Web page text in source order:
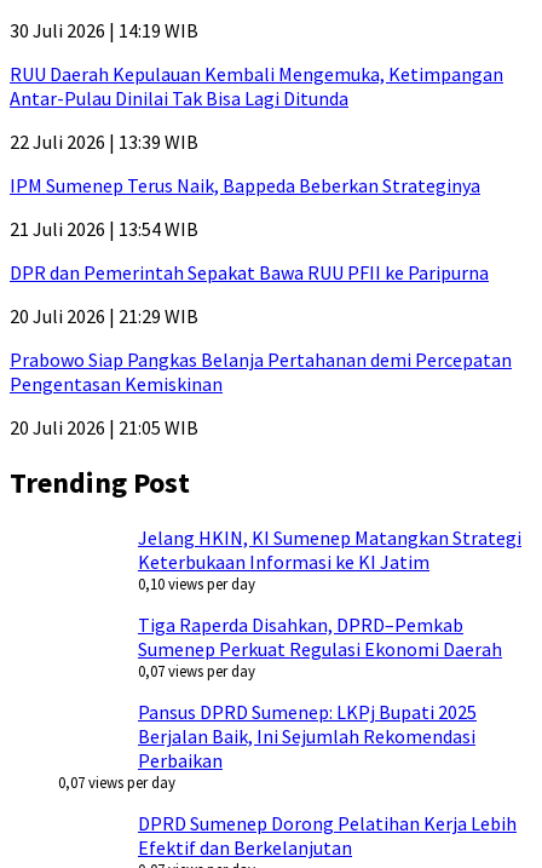
30 Juli 2026 | 14:19 WIB
RUU Daerah Kepulauan Kembali Mengemuka, Ketimpangan
Antar-Pulau Dinilai Tak Bisa Lagi Ditunda
22 Juli 2026 | 13:39 WIB
IPM Sumenep Terus Naik, Bappeda Beberkan Strateginya
21 Juli 2026 | 13:54 WIB
DPR dan Pemerintah Sepakat Bawa RUU PFII ke Paripurna
20 Juli 2026 | 21:29 WIB
Prabowo Siap Pangkas Belanja Pertahanan demi Percepatan
Pengentasan Kemiskinan
20 Juli 2026 | 21:05 WIB
Trending Post
Jelang HKIN, KI Sumenep Matangkan Strategi
Keterbukaan Informasi ke KI Jatim
0,10 views per day
Tiga Raperda Disahkan, DPRD–Pemkab
Sumenep Perkuat Regulasi Ekonomi Daerah
0,07 views per day
Pansus DPRD Sumenep: LKPj Bupati 2025
Berjalan Baik, Ini Sejumlah Rekomendasi
Perbaikan
0,07 views per day
DPRD Sumenep Dorong Pelatihan Kerja Lebih
Efektif dan Berkelanjutan